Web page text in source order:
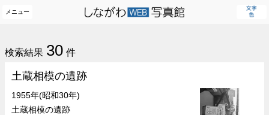
メニュー
検索結果 30 件
土蔵相模の遺跡
1955年(昭和30年)
土蔵相模の遺跡